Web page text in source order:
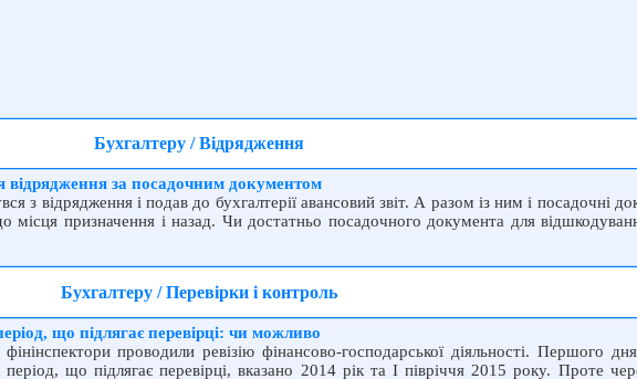
Бухгалтеру / Відрядження
відрядження за посадочним документом
з відрядження і подав до бухгалтерії авансовий звіт. А разом із ним і посадочні
місця призначення і назад. Чи достатньо посадочного документа для
Бухгалтеру / Перевірки і контроль
що підлягає перевірці: чи можливо
проводили ревізію фінансово-господарської діяльності. Першого
період, що підлягає перевірці, вказано 2014 рік та І півріччя 2015 року. Проте